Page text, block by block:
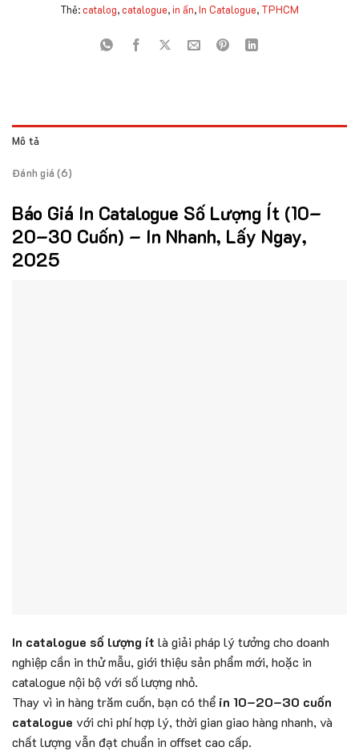
Thẻ:catalog,catalogue,in ấn,In Catalogue, TPHCM
Mô tả
Đánh giá (6)
Báo Giá In Catalogue Số Lượng Ít (10–
20–30 Cuốn) – In Nhanh, Lấy Ngay,
2025
In catalogue số lượng ít là giải pháp lý tưởng cho doanh
nghiệp cần in thử mẫu, giới thiệu sản phẩm mới, hoặc in
catalogue nội bộ với số lượng nhỏ.
Thay vì in hàng trăm cuốn, bạn có thể in 10–20–30 cuốn
catalogue với chi phí hợp lý, thời gian giao hàng nhanh, và
chất lượng vẫn đạt chuẩn in offset cao cấp.